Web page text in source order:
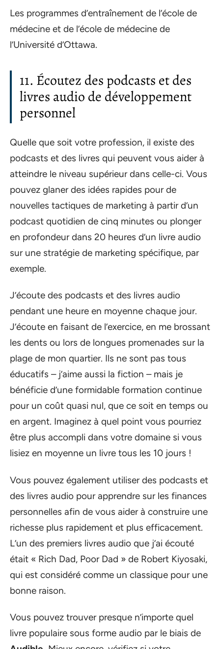
Les programmes d’entraînement de l’école de
médecine et de l’école de médecine de
l’Université d’Ottawa.
11. Écoutez des podcasts et des
livres audio de développement
personnel
Quelle que soit votre profession, il existe des
podcasts et des livres qui peuvent vous aider à
atteindre le niveau supérieur dans celle-ci. Vous
pouvez glaner des idées rapides pour de
nouvelles tactiques de marketing à partir d’un
podcast quotidien de cinq minutes ou plonger
en profondeur dans 20 heures d’un livre audio
sur une stratégie de marketing spécifique, par
exemple.
J’écoute des podcasts et des livres audio
pendant une heure en moyenne chaque jour.
J’écoute en faisant de l’exercice, en me brossant
les dents ou lors de longues promenades sur la
plage de mon quartier. Ils ne sont pas tous
éducatifs – j’aime aussi la fiction – mais je
bénéficie d’une formidable formation continue
pour un coût quasi nul, que ce soit en temps ou
en argent. Imaginez à quel point vous pourriez
être plus accompli dans votre domaine si vous
lisiez en moyenne un livre tous les 10 jours !
Vous pouvez également utiliser des podcasts et
des livres audio pour apprendre sur les finances
personnelles afin de vous aider à construire une
richesse plus rapidement et plus efficacement.
L’un des premiers livres audio que j’ai écouté
était « Rich Dad, Poor Dad » de Robert Kiyosaki,
qui est considéré comme un classique pour une
bonne raison.
Vous pouvez trouver presque n’importe quel
livre populaire sous forme audio par le biais de